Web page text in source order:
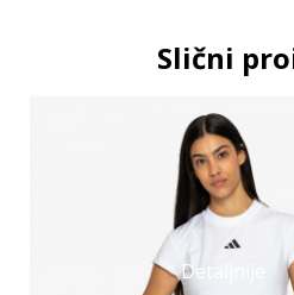
Slični
Detaljnije